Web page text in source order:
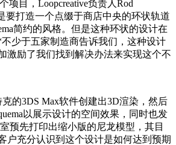
项目，Loopcreative负责人Rod
要打造一个点缀于商店中央的环状轨道
简约的风格。但是这种环状的设计在
少于五家制造商告诉我们，这种设计
激励了我们找到解决办法来实现这个不
的3DS Max软件创建出3D渲染，然后
以展示设计的空间效果，同时也发
预先打印出缩小版的尼龙模型，其目
户充分认识到这个设计是如何达到预期